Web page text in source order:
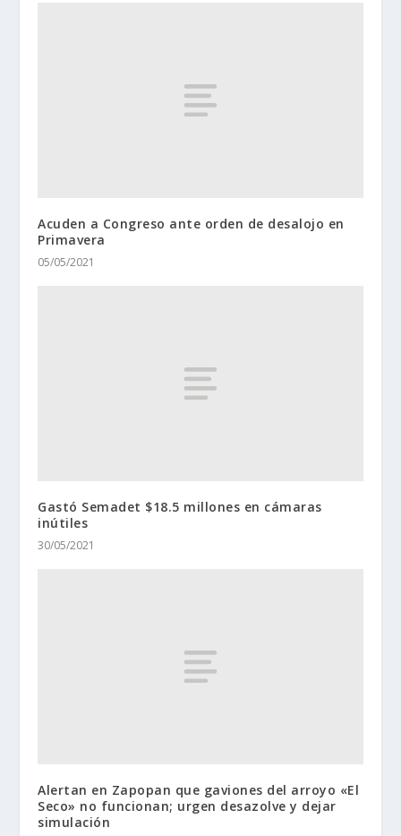
Acuden a Congreso ante orden de desalojo en
Primavera
05/05/2021
Gastó Semadet $18.5 millones en cámaras
inútiles
30/05/2021
Alertan en Zapopan que gaviones del arroyo «El
Seco» no funcionan; urgen desazolve y dejar
simulación